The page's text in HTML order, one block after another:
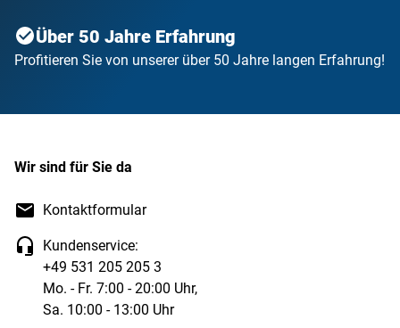
Sie benötigen mehr Zeit zur Zahlung? Über dieses
Formular können Sie eine Fristverlängerung
Teilzahlungswunsch.
Rechnungen künftig per Bankeinzug oder
Sie möchten Rechnungen künftig per Bankeinzug
oder Kreditkarte bezahlen? Nutzen Sie dieses
Formular um dies zu beantragen.
Über 50 Jahre Erfahrung
Profitieren Sie von unserer über 50 Jahre langen Erfahrung!
Wir sind für Sie da
Kontaktformular
Kundenservice:
+49 531 205 205 3
Mo. - Fr. 7:00 - 20:00 Uhr,
Sa. 10:00 - 13:00 Uhr